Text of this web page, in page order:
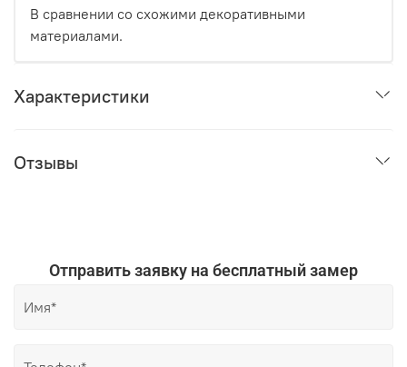
В сравнении со схожими декоративными
материалами.
Характеристики
Отзывы
Отправить заявку на бесплатный замер